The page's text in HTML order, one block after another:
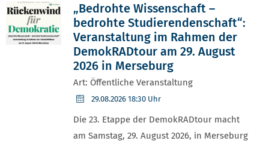
„Bedrohte Wissenschaft –
bedrohte Studierendenschaft“:
Veranstaltung im Rahmen der
DemokRADtour am 29. August
2026 in Merseburg
Art: Öffentliche Veranstaltung
29.08.2026 18:30 Uhr
Die 23. Etappe der DemokRADtour macht
am Samstag, 29. August 2026, in Merseburg